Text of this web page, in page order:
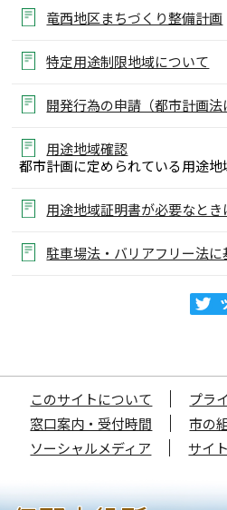
竜西地区まちづくり整備計画
特定用途制限地域について
開発行為の申請（都市計画法
用途地域確認
都市計画に定められている用途
用途地域証明書が必要なとき
駐車場法・バリアフリー法
このサイトについて
プラ
窓口案内・受付時間
市の
ソーシャルメディア
サイ